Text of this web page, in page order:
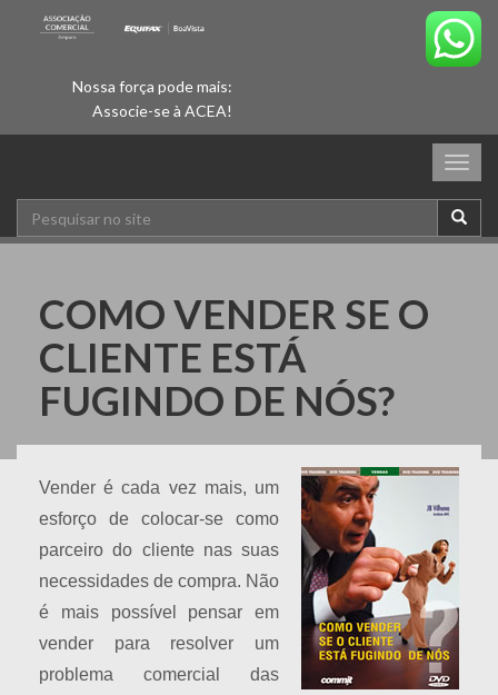
Nossa força pode mais:
Associe-se à ACEA!
COMO VENDER SE O
CLIENTE ESTÁ
FUGINDO DE NÓS?
Vender é cada vez mais, um
esforço de colocar-se como
parceiro do cliente nas suas
necessidades de compra. Não
é mais possível pensar em
vender para resolver um
problema comercial das